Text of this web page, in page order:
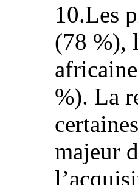
10.Les
(78 %),
%). La
majeur